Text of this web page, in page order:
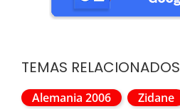
TEMAS RELACIONADOS
Alemania 2006 Zidane